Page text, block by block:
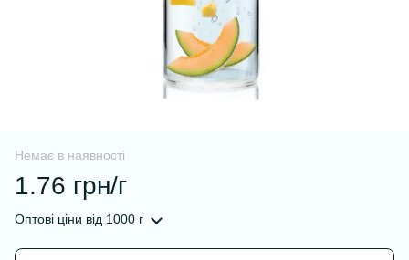
Немає в наявності
1.76 грн/г
Оптові ціни від 1000 г